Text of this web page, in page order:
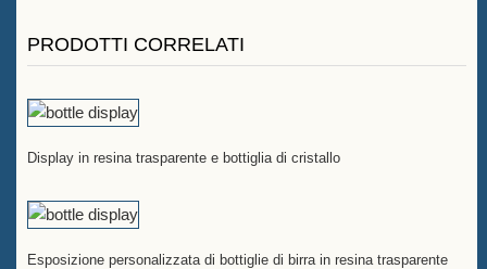
PRODOTTI CORRELATI
Display in resina trasparente e bottiglia di cristallo
Esposizione personalizzata di bottiglie di birra in resina trasparente